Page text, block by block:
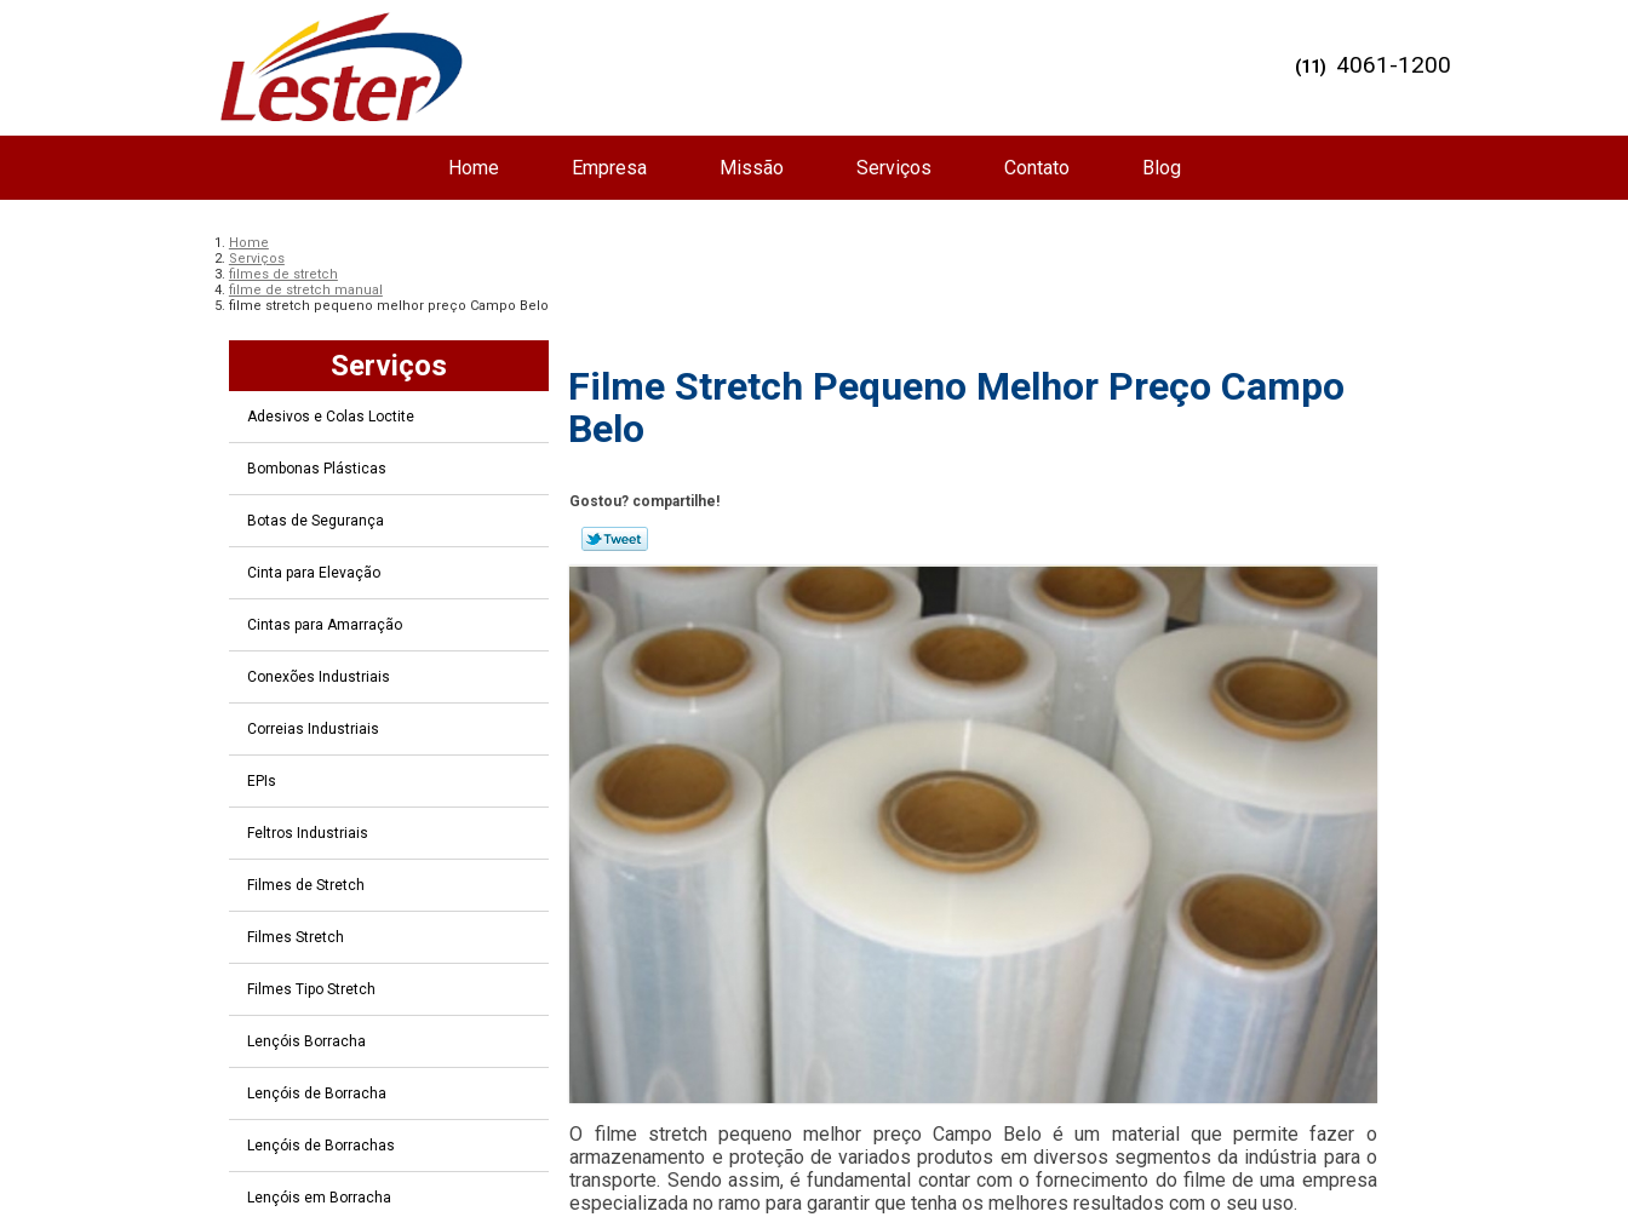
Home Empresa Missão Serviços Contato Blog
(11) 4061-1200
Home
Serviços
filmes de stretch
filme de stretch manual
filme stretch pequeno melhor preço Campo Belo
Serviços
Adesivos e Colas Loctite
Bombonas Plásticas
Botas de Segurança
Cinta para Elevação
Cintas para Amarração
Conexões Industriais
Correias Industriais
EPIs
Feltros Industriais
Filmes de Stretch
Filmes Stretch
Filmes Tipo Stretch
Lençóis Borracha
Lençóis de Borracha
Lençóis de Borrachas
Lençóis em Borracha
Filme Stretch Pequeno Melhor Preço Campo
Belo
Gostou? compartilhe!
O filme stretch pequeno melhor preço Campo Belo é um material que permite fazer o
armazenamento e proteção de variados produtos em diversos segmentos da indústria para o
transporte. Sendo assim, é fundamental contar com o fornecimento do filme de uma empresa
especializada no ramo para garantir que tenha os melhores resultados com o seu uso.